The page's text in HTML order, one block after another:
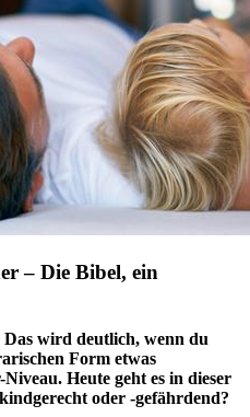
– Die Bibel, ein
wird deutlich, wenn du
Form etwas
Heute geht es in dieser
oder -gefährdend?